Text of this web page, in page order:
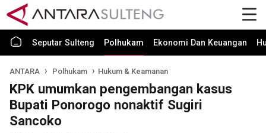
Seputar Sulteng Polhukam Ekonomi Dan Keuangan
ANTARA Polhukam Hukum & Keamanan
KPK umumkan pengembangan kasus
Bupati Ponorogo nonaktif Sugiri
Sancoko